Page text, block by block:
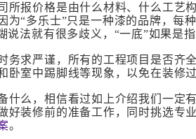
所报价格是由什么材料、什么工
为“多乐士”只是一种漆的品牌，每
说法就有很多歧义，“一底”如果是
务求严谨，所有的工程项目是否齐
卧室中踢脚线等现象，以免在装修
什么，相信看过如上介绍我们一定
好装修前的准备工作，同时挑选专
。